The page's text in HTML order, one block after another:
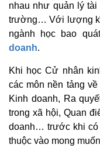
nhau như quản lý
trường… Với lượng kĩ
ngành học bao
doanh.
Khi học Cử nhân
các môn nền tảng
Kinh doanh, Ra
trong xã hội, Quan
doanh… trước khi có
thuộc vào mong